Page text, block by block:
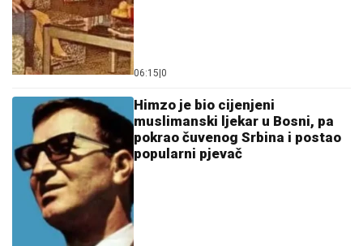
06:15|0
Himzo je bio cijenjeni
muslimanski ljekar u Bosni, pa
pokrao čuvenog Srbina i postao
popularni pjevač